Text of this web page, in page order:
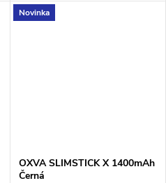
ovládáním.
Novinka
OXVA SLIMSTICK X 1400mAh
Černá